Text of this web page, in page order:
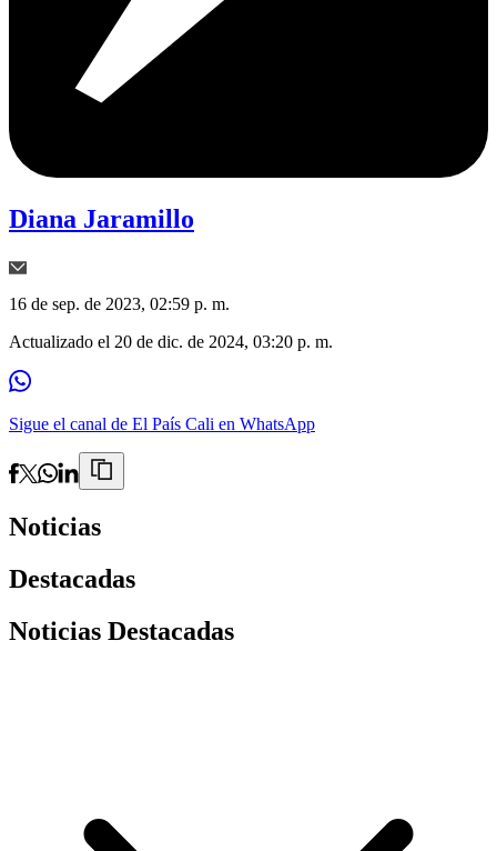
Diana Jaramillo
16 de sep. de 2023, 02:59 p. m.
Actualizado el 20 de dic. de 2024, 03:20 p. m.
Sigue el canal de El País Cali en WhatsApp
Noticias
Destacadas
Noticias Destacadas